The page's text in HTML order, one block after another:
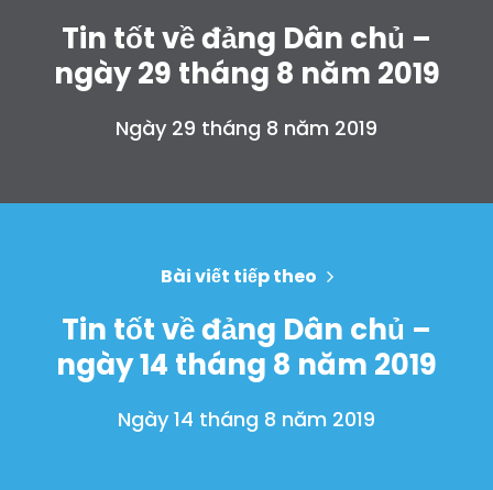
Shop
Tin tốt về đảng Dân chủ –
ngày 29 tháng 8 năm 2019
Ngày 29 tháng 8 năm 2019
Bài viết tiếp theo
Tin tốt về đảng Dân chủ –
ngày 14 tháng 8 năm 2019
Ngày 14 tháng 8 năm 2019